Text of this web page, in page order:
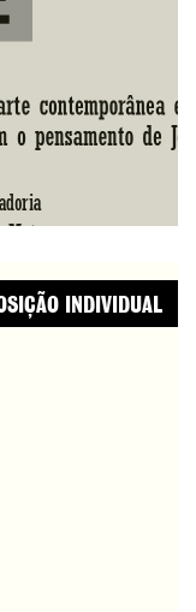
INDIVIDUAL